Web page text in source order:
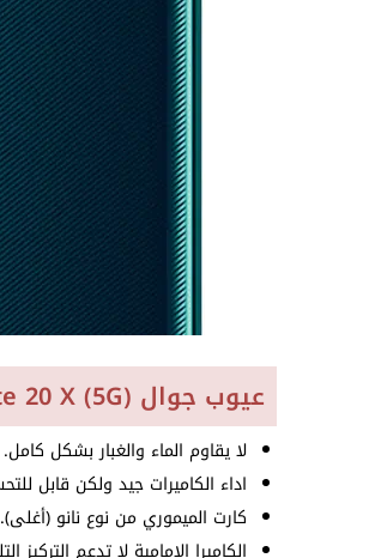
عيوب جوال Huawei Mate 20 X (5G)
لا يقاوم الماء والغبار بشكل كامل.
اداء الكاميرات جيد ولكن قابل
كارت الميموري من نوع نانو (أغلى).
الكاميرا الامامية لا تدعم التركيز